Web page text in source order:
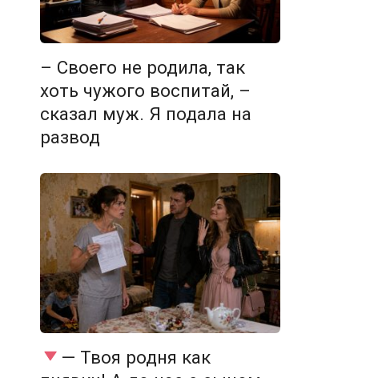
– Своего не родила, так
хоть чужого воспитай, –
сказал муж. Я подала на
развод
— Твоя родня как